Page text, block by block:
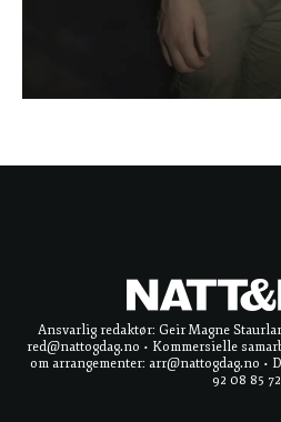
Ansvarlig redaktør: Geir Magne
red@nattogdag.no • Kommersielle
om arrangementer: arr@nattogdag.no •
92 08 85